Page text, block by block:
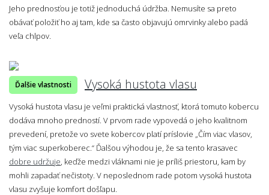
Jeho prednosťou je totiž jednoduchá údržba. Nemusíte sa preto
obávať položiť ho aj tam, kde sa často objavujú omrvinky alebo padá
veľa chlpov.
Ďalšie vlastnosti Vysoká hustota vlasu
Vysoká hustota vlasu je veľmi praktická vlastnosť, ktorá tomuto kobercu
dodáva mnoho predností. V prvom rade vypovedá o jeho kvalitnom
prevedení, pretože vo svete kobercov platí príslovie „Čím viac vlasov,
tým viac superkoberec.“ Ďalšou výhodou je, že sa tento krasavec
dobre udržuje , keďže medzi vláknami nie je príliš priestoru, kam by
mohli zapadať nečistoty. V neposlednom rade potom vysoká hustota
vlasu zvyšuje komfort došľapu.